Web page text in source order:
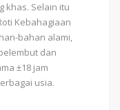
khas. Selain itu
Kebahagiaan
bahan alami,
dan
±18 jam
usia.